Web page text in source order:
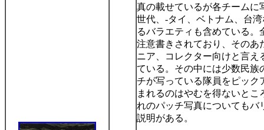
真の載せているが各チームに
世代、 -タイ、ベトナム、台
るバラエティも含めている
注意書きされており、そのあ
ニア、コレクター向けと言
ている。その中には少数民族
チが写っている隊員をピック
まれるのはやむを得ないと
れのパッチ写真についてもバ
説明がある。